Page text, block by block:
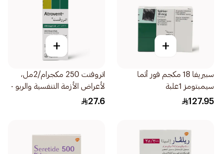
+
سبيريفا 18 مكجم فور أثما
سيمبتومز 1علبة
127.95
+
اتروفنت 250 مكجرام/2مل،
لأعراض الأزمة التنفسية والربو -
20قطعة
27.6